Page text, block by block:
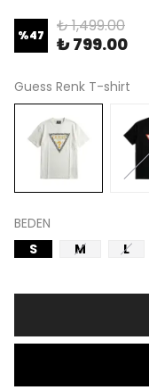
%47 ₺ 1,499.00
₺ 799.00
Guess Renk T-shirt
BEDEN
S
M L